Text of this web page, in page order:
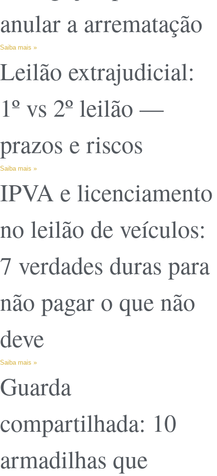
anular a arrematação
Saiba mais »
Leilão extrajudicial:
1º vs 2º leilão —
prazos e riscos
Saiba mais »
IPVA e licenciamento
no leilão de veículos:
7 verdades duras para
não pagar o que não
deve
Saiba mais »
Guarda
compartilhada: 10
armadilhas que